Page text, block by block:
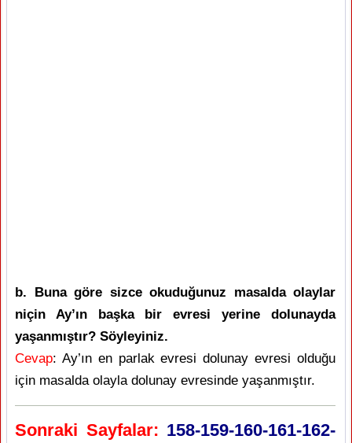
b. Buna göre sizce okuduğunuz masalda olaylar
niçin Ay’ın başka bir evresi yerine dolunayda
yaşanmıştır? Söyleyiniz.
Cevap: Ay’ın en parlak evresi dolunay evresi olduğu
için masalda olayla dolunay evresinde yaşanmıştır.
Sonraki Sayfalar: 158-159-160-161-162-